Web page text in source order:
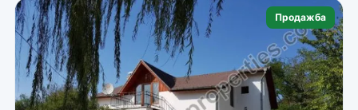
Продажба